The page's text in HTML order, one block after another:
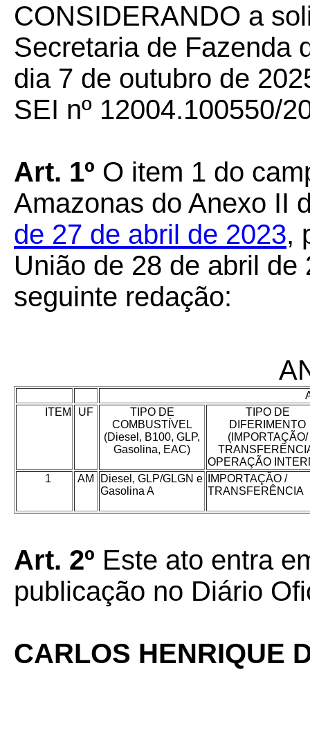
CONSIDERANDO a
Secretaria de Fazenda
dia 7 de outubro de
SEI nº 12004.100550/
Art. 1º O item 1 do
Amazonas do Anexo II
de 27 de abril de 2023,
União de 28 de abril
seguinte redação:
ITEM
UF
TIPO DE
COMBUSTÍVEL
(Diesel, B100, GLP,
Gasolina, EAC)
TIPO DE
DIFERIMENTO
(IMPORTAÇÃO/
OPERAÇÃO
1
AM
Diesel, GLP/GLGN e
Gasolina A
IMPORTAÇÃO /
TRANSFERÊNCIA
Art. 2º Este ato entra
publicação no Diário
CARLOS HENRIQUE